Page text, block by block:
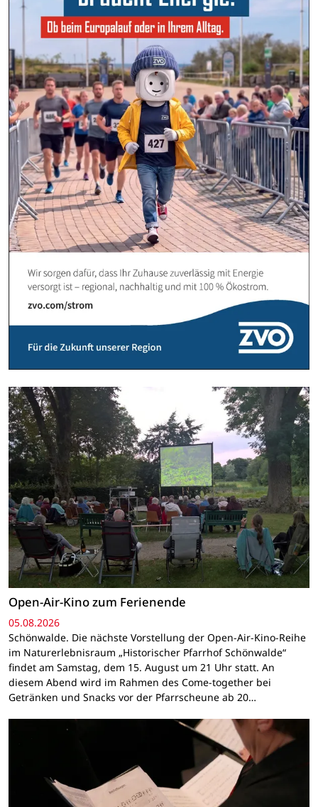
Open-Air-Kino zum Ferienende
05.08.2026
Schönwalde. Die nächste Vorstellung der Open-Air-Kino-Reihe
im Naturerlebnisraum „Historischer Pfarrhof Schönwalde“
findet am Samstag, dem 15. August um 21 Uhr statt. An
diesem Abend wird im Rahmen des Come-together bei
Getränken und Snacks vor der Pfarrscheune ab 20…